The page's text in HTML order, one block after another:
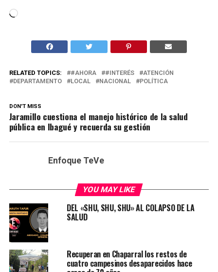
Cargando...
RELATED TOPICS: #AHORA #INTERÉS
ATENCIÓN
DEPARTAMENTO
LOCAL NACIONAL POLÍTICA
DON'T MISS
Jaramillo cuestiona el manejo histórico de la salud
pública en Ibagué y recuerda su gestión
Enfoque TeVe
YOU MAY LIKE
DEL «SHU, SHU, SHU» AL COLAPSO DE LA
SALUD
Recuperan en Chaparral los restos de
cuatro campesinos desaparecidos hace